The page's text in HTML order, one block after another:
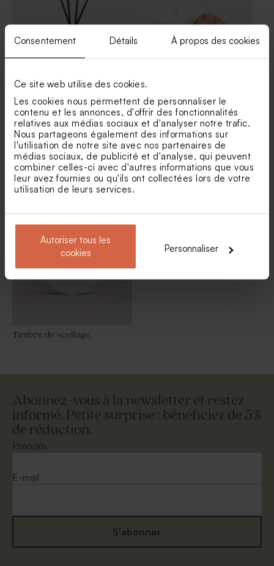
Consentement Détails À propos des cookies
Ce site web utilise des cookies.
Les cookies nous permettent de personnaliser le
contenu et les annonces, d'offrir des fonctionnalités
relatives aux médias sociaux et d'analyser notre trafic.
Nous partageons également des informations sur
l'utilisation de notre site avec nos partenaires de
médias sociaux, de publicité et d'analyse, qui peuvent
combiner celles-ci avec d'autres informations que vous
leur avez fournies ou qu'ils ont collectées lors de votre
utilisation de leurs services.
Autoriser tous les
cookies
Personnaliser
Diffuseur de parfum en
verre
Bougie en verre et liège
Produits associés
Timbre de scellage
Abonnez-vous à la newsletter et restez
informé. Petite surprise : bénéficiez de 5%
de réduction.
Prénom
E-mail
S'abonner